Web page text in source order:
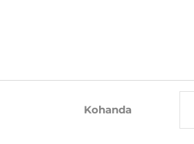
Kohanda